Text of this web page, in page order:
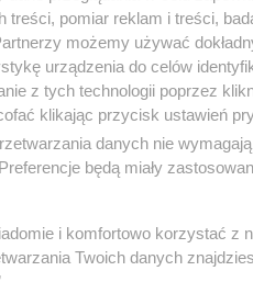
pomiar reklam i treści,
możemy używać
urządzenia do celów
z tych technologii poprzez
klikając przycisk ustawień
danych nie
będą miały
i komfortowo korzystać z
Twoich danych